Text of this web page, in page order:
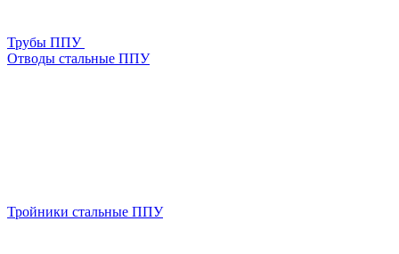
Трубы ППУ
Отводы стальные ППУ
Тройники стальные ППУ